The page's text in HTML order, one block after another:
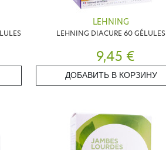
LEHNING
LEHNING DIACURE 60 GÉLULES
9,45 €
ДОБАВИТЬ В КОРЗИНУ